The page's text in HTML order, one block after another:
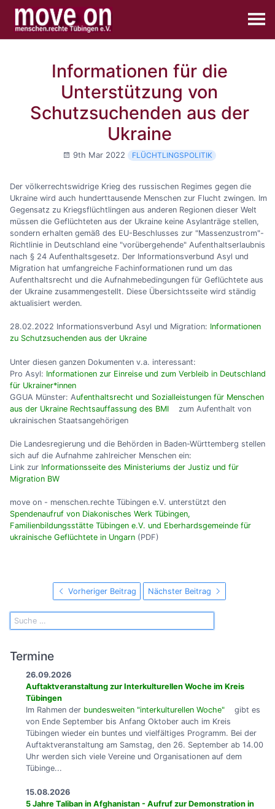
Informationen für die
Unterstützung von
Schutzsuchenden aus der
Ukraine
9th Mar 2022 FLÜCHTLINGSPOLITIK
Der völkerrechtswidrige Krieg des russischen Regimes gegen die
Ukraine wird auch hunderttausende Menschen zur Flucht zwingen. Im
Gegensatz zu Kriegsflüchtlingen aus anderen Regionen dieser Welt
müssen die Geflüchteten aus der Ukraine keine Asylanträge stellen,
sondern erhalten gemäß des EU-Beschlusses zur "Massenzustrom"-
Richtlinie in Deutschland eine "vorübergehende" Aufenthaltserlaubnis
nach § 24 Aufenthaltsgesetz. Der Informationsverbund Asyl und
Migration hat umfangreiche Fachinformationen rund um das
Aufenthaltsrecht und die Aufnahmebedingungen für Geflüchtete aus
der Ukraine zusammengestellt. Diese Übersichtsseite wird ständig
aktualisiert werden.
28.02.2022 Informationsverbund Asyl und Migration: Informationen
zu Schutzsuchenden aus der Ukraine
Unter diesen ganzen Dokumenten v.a. interessant:
Pro Asyl: Informationen zur Einreise und zum Verbleib in Deutschland
für Ukrainer*innen
GGUA Münster: Aufenthaltsrecht und Sozialleistungen für Menschen
aus der Ukraine Rechtsauffassung des BMI
zum Aufenthalt von
ukrainischen Staatsangehörigen
Die Landesregierung und die Behörden in Baden-Württemberg stellen
sich auf die Aufnahme zahlreicher Menschen ein:
Link zur Informationsseite des Ministeriums der Justiz und für
Migration BW
move on - menschen.rechte Tübingen e.V. unterstützt den
Spendenaufruf von Diakonisches Werk Tübingen,
Familienbildungsstätte Tübingen e.V. und Eberhardsgemeinde für
ukrainische Geflüchtete in Ungarn (PDF)
Vorheriger Beitrag Nächster Beitrag
Termine
26.09.2026
Auftaktveranstaltung zur Interkulturellen Woche im Kreis
Tübingen
Im Rahmen der bundesweiten "interkulturellen Woche"
gibt es
von Ende September bis Anfang Oktober auch im Kreis
Tübingen wieder ein buntes und vielfältiges Programm. Bei der
Auftaktveranstaltung am Samstag, den 26. September ab 14.00
Uhr werden sich viele Vereine und Organisationen auf dem
Tübinge...
15.08.2026
5 Jahre Taliban in Afghanistan - Aufruf zur Demonstration in